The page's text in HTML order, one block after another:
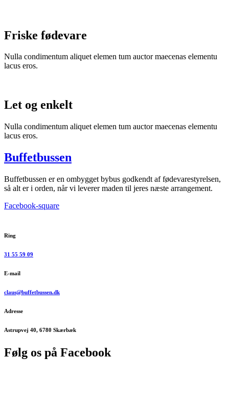
Friske fødevare
Nulla condimentum aliquet elemen tum auctor maecenas elementu
lacus eros.
Let og enkelt
Nulla condimentum aliquet elemen tum auctor maecenas elementu
lacus eros.
Buffetbussen
Buffetbussen er en ombygget bybus godkendt af fødevarestyrelsen,
så alt er i orden, når vi leverer maden til jeres næste arrangement.
Facebook-square
Ring
31 55 59 09
E-mail
claus@buffetbussen.dk
Adresse
Astrupvej 40, 6780 Skærbæk
Følg os på Facebook